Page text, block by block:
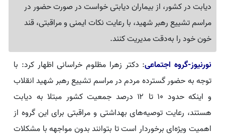
دیابت در کشور، از بیماران دیابتی خواست در صورت حضور در
مراسم تشییع رهبر شهید، با رعایت نکات ایمنی و مراقبتی، قند
خون خود را به‌دقت مدیریت کنند.
نورنیوز-گروه اجتماعی: دکتر زهرا مظلوم خراسانی اظهار کرد: با
توجه به حضور گسترده مردم در مراسم تشییع رهبر شهید انقلاب
و اینکه حدود ۱۰ تا ۱۲ درصد جمعیت کشور مبتلا به دیابت
هستند، رعایت توصیه‌های بهداشتی و مراقبتی برای این گروه از
اهمیت ویژه‌ای برخوردار است تا بتوانند بدون مواجهه با مشکلات